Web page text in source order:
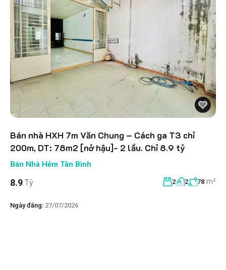
Bán nhà HXH 7m Văn Chung – Cách ga T3 chỉ
200m, DT: 78m2 [nở hậu]- 2 lầu. Chỉ 8.9 tỷ
Bán Nhà Hẻm Tân Bình
8.9 Tỷ 2 2 78 m²
Ngày đăng: 27/07/2026